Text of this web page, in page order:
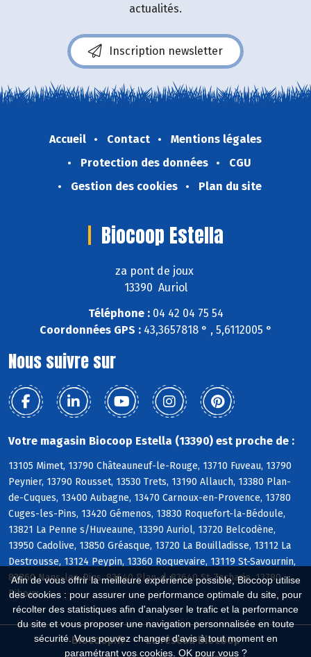
Afin de vous offrir la meilleure expérience possible, Biocoop utilise
des cookies : pour assurer une performance optimale du site, pour
récolter des statistiques afin d'analyser le trafic et la performance
du site et vous proposer une navigation personnalisée en toute
sécurité. Vous pouvez changer d'avis à tout moment en
paramétrant vos cookies. OK pour vous ?
actualités.
Inscription newsletter
Accueil Contact
Mentions légales
Protection des données
CGU
Gestion des cookies
Plan du site
Biocoop Estella
za pont de joux
13390 Auriol
Téléphone :04 42 04 75 54
Coordonnées GPS :43,3657818 ° , 5,6112005 °
Nous suivre sur
Votre magasin Biocoop Estella (13390) est proche de :
13105 Mimet, 13790 Châteauneuf-le-Rouge, 13710 Fuveau, 13790
Peynier, 13790 Rousset, 13530 Trets, 13190 Allauch, 13380 Plan-
de-Cuques, 13400 Aubagne, 13470 Carnoux-en-Provence, 13780
Cuges-les-Pins, 13420 Gémenos, 13830 Roquefort-la-Bédoule,
13821 La Penne s/Huveaune, 13390 Auriol, 13720 Belcodène,
13950 Cadolive, 13850 Gréasque, 13720 La Bouilladisse, 13112 La
Destrousse, 13124 Peypin, 13360 Roquevaire, 13119 St-Savournin,
83860 Nans-les-Pins, 83640 Plan-d, 83640 St-Zacharie, 13780
Riboux
Biocoop.fr
Le réseau Biocoop